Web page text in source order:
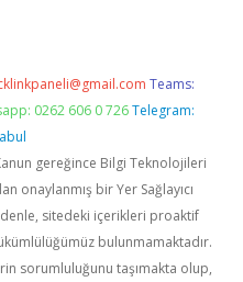
Teams:
0262 606 0 726 Telegram:
gereğince Bilgi Teknolojileri
onaylanmış bir Yer Sağlayıcı
sitedeki içerikleri proaktif
bulunmamaktadır.
sorumluluğunu taşımakta olup,